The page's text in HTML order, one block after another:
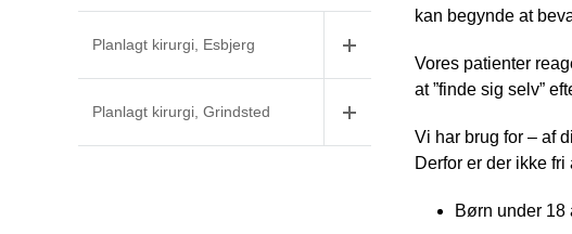
Planlagt kirurgi, Esbjerg
Planlagt kirurgi, Grindsted
kan begynde at
Vores patienter
at ”finde sig selv”
Vi har brug for – af
Derfor er der ikke
Børn under